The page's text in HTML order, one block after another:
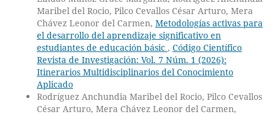
Maribel del Rocio, Pilco Cevallos César Arturo, Mera
Chávez Leonor del Carmen, Metodologías activas para
el desarrollo del aprendizaje significativo en
estudiantes de educación básic , Código Científico
Revista de Investigación: Vol. 7 Núm. 1 (2026):
Itinerarios Multidisciplinarios del Conocimiento
Aplicado
Rodríguez Anchundia Maribel del Rocio, Pilco Cevallos
César Arturo, Mera Chávez Leonor del Carmen,